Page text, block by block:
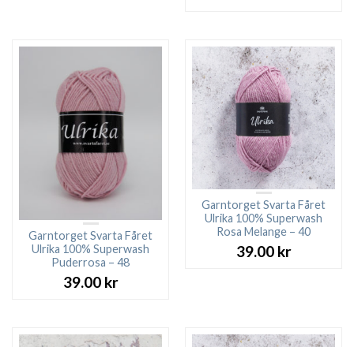
Garntorget Svarta Fåret
Ulrika 100% Superwash
Puderrosa – 48
39.00 kr
Garntorget Svarta Fåret
Ulrika 100% Superwash
Rosa Melange – 40
39.00 kr